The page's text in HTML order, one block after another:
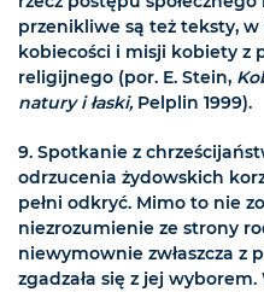
przenikliwe są też teksty,
kobiecości i misji kobiety z
religijnego (por. E. Stein,
natury i łaski,Pelplin 1999).
9. Spotkanie z
odrzucenia żydowskich
pełni odkryć. Mimo to nie
niezrozumienie ze strony
niewymownie zwłaszcza
zgadzała się z jej